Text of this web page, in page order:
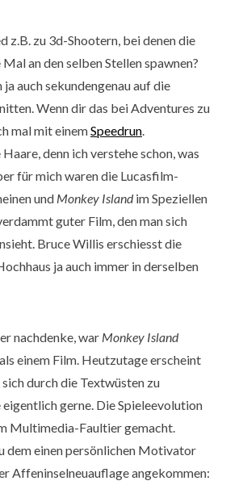
z.B. zu 3d-Shootern, bei denen die
an den selben Stellen spawnen?
auch sekundengenau auf die
Wenn dir das bei Adventures zu
mal mit einemSpeedrun.
denn ich verstehe schon, was
für mich waren die Lucasfilm-
und Monkey Islandim Speziellen
guter Film, den man sich
Bruce Willis erschiesst die
ja auch immer in derselben
nachdenke, war Monkey Island
einem Film. Heutzutage erscheint
sich durch die Textwüsten zu
eigentlich gerne. Die Spieleevolution
Multimedia-Faultier gemacht.
dem einen persönlichen Motivator
Affeninselneuauflage angekommen: